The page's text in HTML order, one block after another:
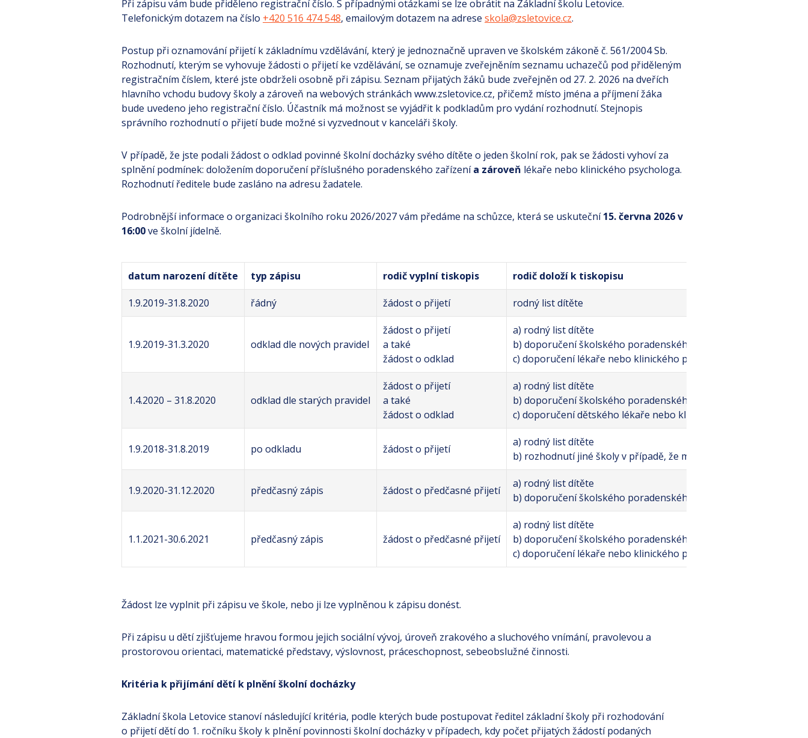
Při zápisu vám bude přiděleno registrační číslo. S případnými otázkami se lze obrátit na Základní školu Letovice.
Telefonickým dotazem na číslo +420 516 474 548, emailovým dotazem na adrese skola@zsletovice.cz.
Postup při oznamování přijetí k základnímu vzdělávání, který je jednoznačně upraven ve školském zákoně č. 561/2004 Sb.
Rozhodnutí, kterým se vyhovuje žádosti o přijetí ke vzdělávání, se oznamuje zveřejněním seznamu uchazečů pod přiděleným
registračním číslem, které jste obdrželi osobně při zápisu. Seznam přijatých žáků bude zveřejněn od 27. 2. 2026 na dveřích
hlavního vchodu budovy školy a zároveň na webových stránkách www.zsletovice.cz, přičemž místo jména a příjmení žáka
bude uvedeno jeho registrační číslo. Účastník má možnost se vyjádřit k podkladům pro vydání rozhodnutí. Stejnopis
správního rozhodnutí o přijetí bude možné si vyzvednout v kanceláři školy.
V případě, že jste podali žádost o odklad povinné školní docházky svého dítěte o jeden školní rok, pak se žádosti vyhoví za
splnění podmínek: doložením doporučení příslušného poradenského zařízenía zároveň lékaře nebo klinického psychologa.
Rozhodnutí ředitele bude zasláno na adresu žadatele.
Podrobnější informace o organizaci školního roku 2026/2027 vám předáme na schůzce, která se uskuteční15. června 2026 v
16:00ve školní jídelně.
datum narození dítěte typ zápisu rodič vyplní tiskopis rodič doloží k tiskopisu
1.9.2019-31.8.2020 řádný žádost o přijetí rodný list dítěte
1.9.2019-31.3.2020 odklad dle nových pravidel
žádost o přijetí
a také
žádost o odklad
a) rodný list dítěte
b) doporučení školského poradenského zařízení
c) doporučení lékaře nebo klinického psychologa
1.4.2020 – 31.8.2020 odklad dle starých pravidel
žádost o přijetí
a také
žádost o odklad
a) rodný list dítěte
b) doporučení školského poradenského zařízení
c) doporučení dětského lékaře nebo klinického psychologa
1.9.2018-31.8.2019 po odkladu žádost o přijetí
a) rodný list dítěte
b) rozhodnutí jiné školy v případě, že mu odklad neudělila naše
1.9.2020-31.12.2020 předčasný zápis žádost o předčasné přijetí
a) rodný list dítěte
b) doporučení školského poradenského zařízení
1.1.2021-30.6.2021 předčasný zápis žádost o předčasné přijetí
a) rodný list dítěte
b) doporučení školského poradenského zařízení
c) doporučení lékaře nebo klinického psychologa
Žádost lze vyplnit při zápisu ve škole, nebo ji lze vyplněnou k zápisu donést.
Při zápisu u dětí zjišťujeme hravou formou jejich sociální vývoj, úroveň zrakového a sluchového vnímání, pravolevou a
prostorovou orientaci, matematické představy, výslovnost, práceschopnost, sebeobslužné činnosti.
Kritéria k přijímání dětí k plnění školní docházky
Základní škola Letovice stanoví následující kritéria, podle kterých bude postupovat ředitel základní školy při rozhodování
o přijetí dětí do 1. ročníku školy k plnění povinnosti školní docházky v případech, kdy počet přijatých žádostí podaných